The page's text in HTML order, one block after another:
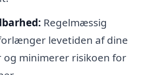
Regelmæssig
levetiden af dine
minimerer risikoen for